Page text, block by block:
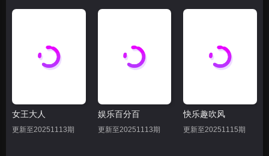
20250801 20250802 20250804
20250804上 20250804下 20250805
女王大人
更新至20251113期
娱乐百分百
更新至20251113期
快乐趣吹风
更新至20251115期